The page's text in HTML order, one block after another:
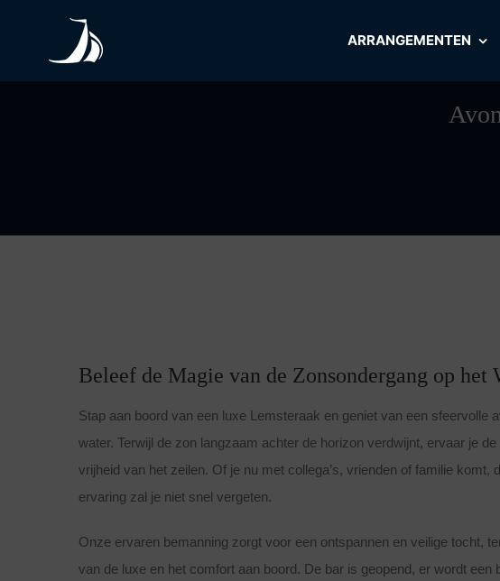
ARRANGEMENTEN
Beleef de Magie van de Zonsondergang op het
Stap aan boord van een luxe Lemsteraak en geniet van een sfeervolle
water. Terwijl de zon langzaam achter de horizon verdwijnt, ervaar je de
vrijheid van het zeilen. Of je nu met collega’s, vrienden of familie komt,
ervaring zal je niet snel vergeten.
Onze ervaren bemanning zorgt voor een ontspannen en veilige tocht,
van de luxe en het comfort aan boord. De bar is geopend, er wordt een